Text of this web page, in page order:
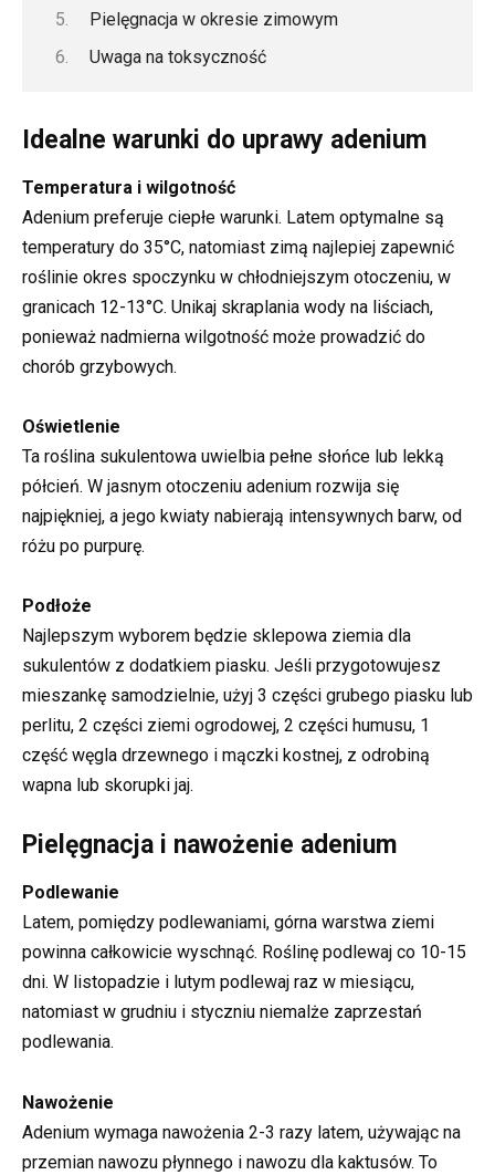
Pielęgnacja w okresie zimowym
Uwaga na toksyczność
Idealne warunki do uprawy adenium
Temperatura i wilgotność
Adenium preferuje ciepłe warunki. Latem optymalne są
temperatury do 35°C, natomiast zimą najlepiej zapewnić
roślinie okres spoczynku w chłodniejszym otoczeniu, w
granicach 12-13°C. Unikaj skraplania wody na liściach,
ponieważ nadmierna wilgotność może prowadzić do
chorób grzybowych.
Oświetlenie
Ta roślina sukulentowa uwielbia pełne słońce lub lekką
półcień. W jasnym otoczeniu adenium rozwija się
najpiękniej, a jego kwiaty nabierają intensywnych barw, od
różu po purpurę.
Podłoże
Najlepszym wyborem będzie sklepowa ziemia dla
sukulentów z dodatkiem piasku. Jeśli przygotowujesz
mieszankę samodzielnie, użyj 3 części grubego piasku lub
perlitu, 2 części ziemi ogrodowej, 2 części humusu, 1
część węgla drzewnego i mączki kostnej, z odrobiną
wapna lub skorupki jaj.
Pielęgnacja i nawożenie adenium
Podlewanie
Latem, pomiędzy podlewaniami, górna warstwa ziemi
powinna całkowicie wyschnąć. Roślinę podlewaj co 10-15
dni. W listopadzie i lutym podlewaj raz w miesiącu,
natomiast w grudniu i styczniu niemalże zaprzestań
podlewania.
Nawożenie
Adenium wymaga nawożenia 2-3 razy latem, używając na
przemian nawozu płynnego i nawozu dla kaktusów. To